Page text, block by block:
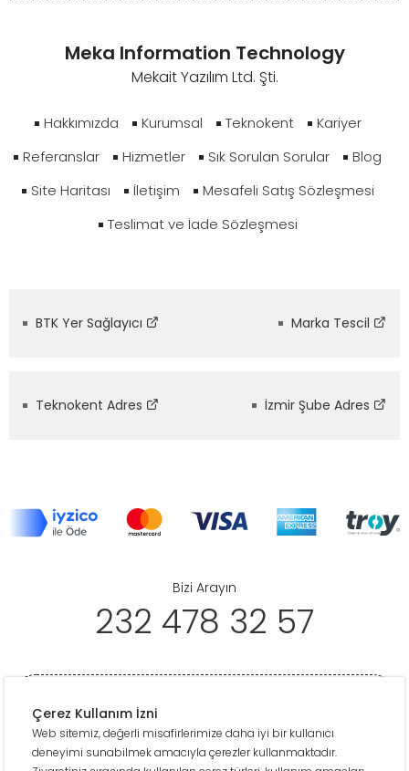
Meka Information Technology
Mekait Yazılım Ltd. Şti.
Hakkımızda Kurumsal Teknokent
Kariyer
Referanslar
Hizmetler Sık Sorulan Sorular
Blog
Site Haritası
İletişim
Mesafeli Satış Sözleşmesi
Teslimat ve İade Sözleşmesi
BTK Yer Sağlayıcı Marka Tescil
Teknokent Adres İzmir Şube Adres
Bizi Arayın
232 478 32 57
Çerez Kullanım İzni
Web sitemiz, değerli misafirlerimize daha iyi bir kullanıcı
deneyimi sunabilmek amacıyla çerezler kullanmaktadır.